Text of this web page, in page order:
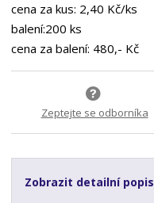
cena za kus: 2,40 Kč/ks
balení:200 ks
cena za balení: 480,- Kč
Zeptejte se odborníka
Zobrazit detailní popis